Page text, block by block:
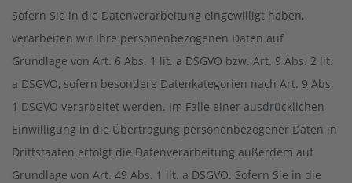
Sofern Sie in die Datenverarbeitung eingewilligt haben,
verarbeiten wir Ihre personenbezogenen Daten auf
Grundlage von Art. 6 Abs. 1 lit. a DSGVO bzw. Art. 9 Abs. 2 lit.
a DSGVO, sofern besondere Datenkategorien nach Art. 9 Abs.
1 DSGVO verarbeitet werden. Im Falle einer ausdrücklichen
Einwilligung in die Übertragung personenbezogener Daten in
Drittstaaten erfolgt die Datenverarbeitung außerdem auf
Grundlage von Art. 49 Abs. 1 lit. a DSGVO. Sofern Sie in die